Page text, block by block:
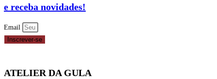
19902008
-
REPUBLICA
quantidade
e receba novidades!
Email
Inscrever-se
ATELIER DA GULA